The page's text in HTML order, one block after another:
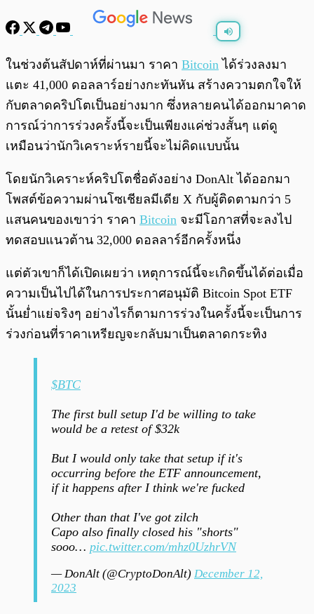
พร้อมเล่น 0:00
ในช่วงต้นสัปดาห์ที่ผ่านมา ราคา Bitcoin ได้ร่วงลงมา
แตะ 41,000 ดอลลาร์อย่างกะทันหัน สร้างความตกใจให้
กับตลาดคริปโตเป็นอย่างมาก ซึ่งหลายคนได้ออกมาคาด
การณ์ว่าการร่วงครั้งนี้จะเป็นเพียงแค่ช่วงสั้นๆ แต่ดู
เหมือนว่านักวิเคราะห์รายนี้จะไม่คิดแบบนั้น
โดยนักวิเคราะห์คริปโตชื่อดังอย่าง DonAlt ได้ออกมา
โพสต์ข้อความผ่านโซเชียลมีเดีย X กับผู้ติดตามกว่า 5
แสนคนของเขาว่า ราคา Bitcoin จะมีโอกาสที่จะลงไป
ทดสอบแนวต้าน 32,000 ดอลลาร์อีกครั้งหนึ่ง
แต่ตัวเขาก็ได้เปิดเผยว่า เหตุการณ์นี้จะเกิดขึ้นได้ต่อเมื่อ
ความเป็นไปได้ในการประกาศอนุมัติ Bitcoin Spot ETF
นั้นย่ำแย่จริงๆ อย่างไรก็ตามการร่วงในครั้งนี้จะเป็นการ
ร่วงก่อนที่ราคาเหรียญจะกลับมาเป็นตลาดกระทิง
$BTC
The first bull setup I'd be willing to take
would be a retest of $32k
But I would only take that setup if it's
occurring before the ETF announcement,
if it happens after I think we're fucked
Other than that I've got zilch
Capo also finally closed his "shorts"
sooo… pic.twitter.com/mhz0UzhrVN
— DonAlt (@CryptoDonAlt) December 12,
2023